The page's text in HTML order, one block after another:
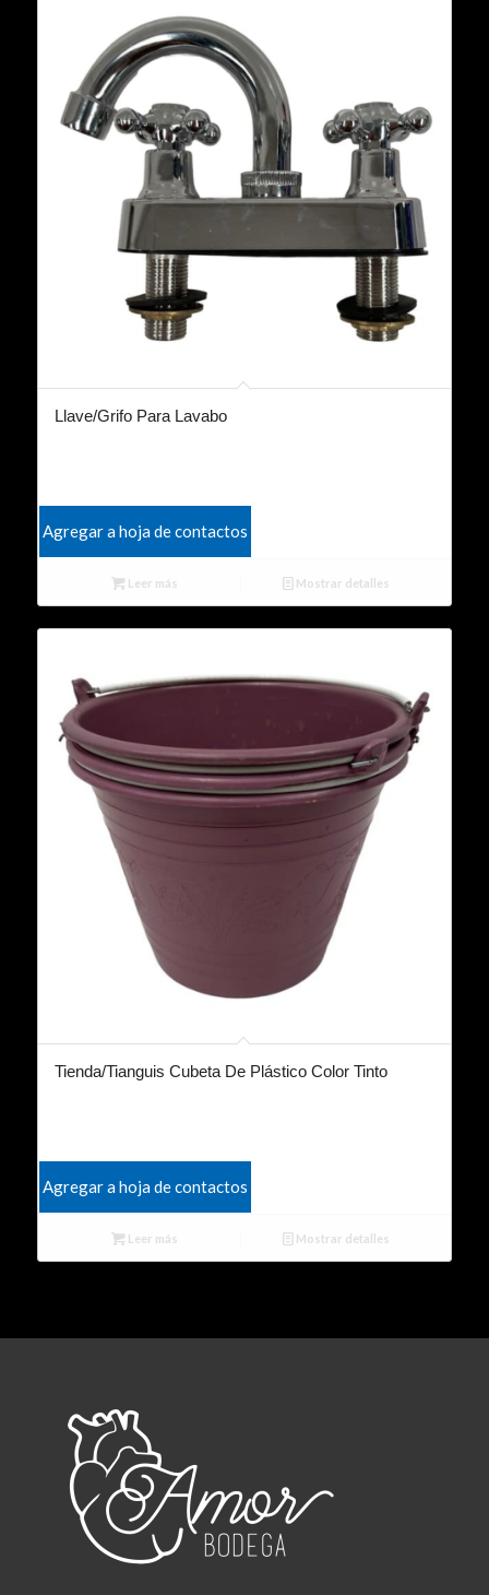
Llave/Grifo Para Lavabo
Agregar a hoja de contactos
Leer más Mostrar detalles
Tienda/Tianguis Cubeta De Plástico Color Tinto
Agregar a hoja de contactos
Leer más Mostrar detalles